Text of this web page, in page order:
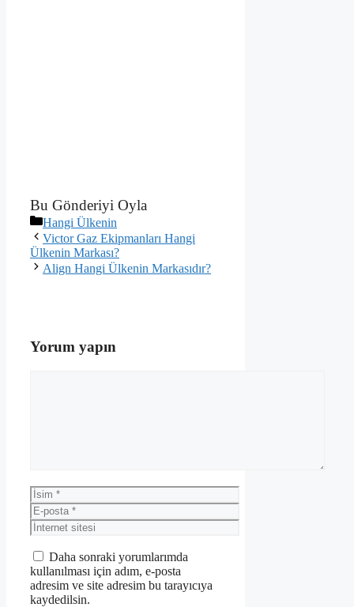
Bu Gönderiyi Oyla
Kategoriler
Hangi Ülkenin
Victor Gaz Ekipmanları Hangi
Ülkenin Markası?
Align Hangi Ülkenin Markasıdır?
Yorum yapın
İsim
E-
posta
İnternet
sitesi
Daha sonraki yorumlarımda
kullanılması için adım, e-posta
adresim ve site adresim bu tarayıcıya
kaydedilsin.